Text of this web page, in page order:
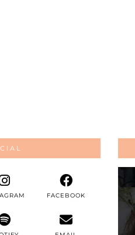
FACEBOOK